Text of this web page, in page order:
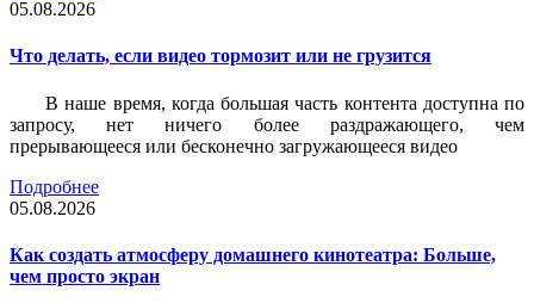
05.08.2026
Что делать, если видео тормозит или не грузится
В наше время, когда большая часть контента доступна по
запросу, нет ничего более раздражающего, чем
прерывающееся или бесконечно загружающееся видео
Подробнее
05.08.2026
Как создать атмосферу домашнего кинотеатра: Больше,
чем просто экран